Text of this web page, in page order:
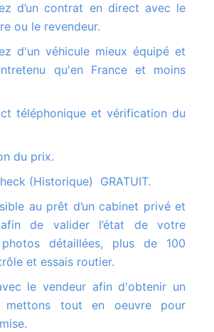
ou le revendeur.
qu'en France et moins
du prix.
(Historique) GRATUIT.
afin de valider l’état de votre
détaillées, plus de 100
et essais routier.
mettons tout en oeuvre pour